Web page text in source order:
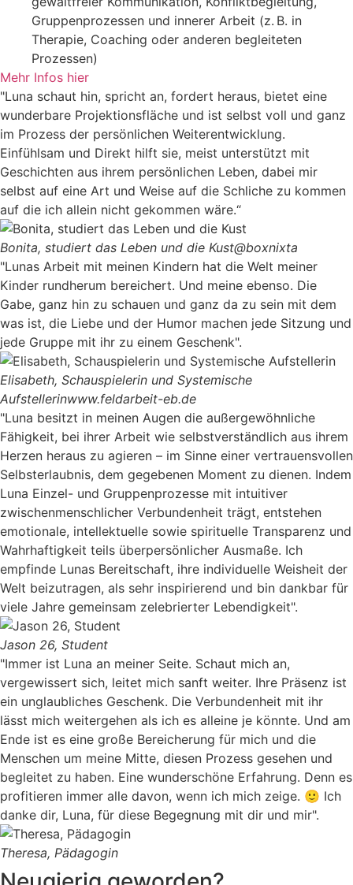
Gruppenprozessen und innerer Arbeit (z. B. in
Therapie, Coaching oder anderen begleiteten
Prozessen)
Mehr Infos hier
"Luna schaut hin, spricht an, fordert heraus, bietet eine
wunderbare Projektionsfläche und ist selbst voll und ganz
im Prozess der persönlichen Weiterentwicklung.
Einfühlsam und Direkt hilft sie, meist unterstützt mit
Geschichten aus ihrem persönlichen Leben, dabei mir
selbst auf eine Art und Weise auf die Schliche zu kommen
auf die ich allein nicht gekommen wäre.“
Bonita, studiert das Leben und die Kust@boxnixta
"Lunas Arbeit mit meinen Kindern hat die Welt meiner
Kinder rundherum bereichert. Und meine ebenso. Die
Gabe, ganz hin zu schauen und ganz da zu sein mit dem
was ist, die Liebe und der Humor machen jede Sitzung und
jede Gruppe mit ihr zu einem Geschenk".
Elisabeth, Schauspielerin und Systemische
Aufstellerinwww.feldarbeit-eb.de
"Luna besitzt in meinen Augen die außergewöhnliche
Fähigkeit, bei ihrer Arbeit wie selbstverständlich aus ihrem
Herzen heraus zu agieren – im Sinne einer vertrauensvollen
Selbsterlaubnis, dem gegebenen Moment zu dienen. Indem
Luna Einzel- und Gruppenprozesse mit intuitiver
zwischenmenschlicher Verbundenheit trägt, entstehen
emotionale, intellektuelle sowie spirituelle Transparenz und
Wahrhaftigkeit teils überpersönlicher Ausmaße. Ich
empfinde Lunas Bereitschaft, ihre individuelle Weisheit der
Welt beizutragen, als sehr inspirierend und bin dankbar für
viele Jahre gemeinsam zelebrierter Lebendigkeit".
Jason 26, Student
"Immer ist Luna an meiner Seite. Schaut mich an,
vergewissert sich, leitet mich sanft weiter. Ihre Präsenz ist
ein unglaubliches Geschenk. Die Verbundenheit mit ihr
lässt mich weitergehen als ich es alleine je könnte. Und am
Ende ist es eine große Bereicherung für mich und die
Menschen um meine Mitte, diesen Prozess gesehen und
begleitet zu haben. Eine wunderschöne Erfahrung. Denn es
profitieren immer alle davon, wenn ich mich zeige. 🙂 Ich
danke dir, Luna, für diese Begegnung mit dir und mir".
Theresa, Pädagogin